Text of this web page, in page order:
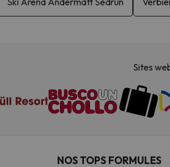
Sites
NOS TOPS FORMULES